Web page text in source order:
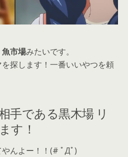
魚市場みたいです。
探します！一番いいやつを頼
手である黒木場 リ
す！
んよー！！(# ﾟДﾟ)